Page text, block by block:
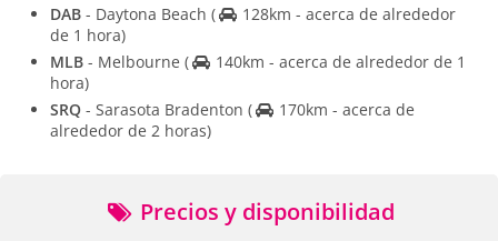
DAB - Daytona Beach (
128km - acerca de alrededor
de 1 hora)
MLB - Melbourne (
140km - acerca de alrededor de 1
hora)
SRQ - Sarasota Bradenton (
170km - acerca de
alrededor de 2 horas)
Precios y disponibilidad